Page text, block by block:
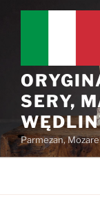
Przejdź
SERY,
Parmezan,